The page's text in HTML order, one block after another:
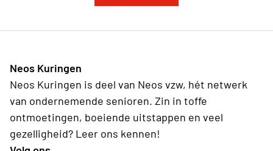
Neos Kuringen
Neos Kuringen is deel van Neos vzw, hét netwerk
van ondernemende senioren. Zin in toffe
ontmoetingen, boeiende uitstappen en veel
gezelligheid? Leer ons kennen!